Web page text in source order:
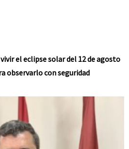
el eclipse solar del 12 de agosto
observarlo con seguridad